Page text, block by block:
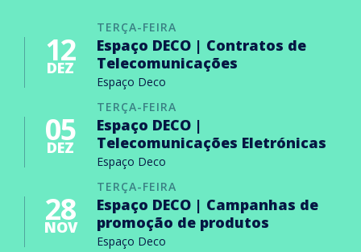
TERÇA-FEIRA
12
DEZ
Espaço DECO | Contratos de
Telecomunicações
Espaço Deco
TERÇA-FEIRA
05
DEZ
Espaço DECO |
Telecomunicações Eletrónicas
Espaço Deco
TERÇA-FEIRA
28
NOV
Espaço DECO | Campanhas de
promoção de produtos
Espaço Deco